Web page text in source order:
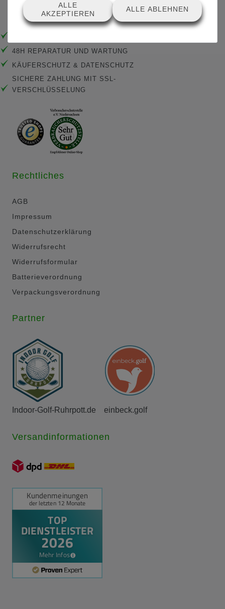
Sicherheit & Standartds
48H REPARATUR UND WARTUNG
KÄUFERSCHUTZ & DATENSCHUTZ
SICHERE ZAHLUNG MIT SSL-
VERSCHLÜSSELUNG
Rechtliches
AGB
Impressum
Datenschutzerklärung
Widerrufsrecht
Widerrufsformular
Batterieverordnung
Verpackungsverordnung
Partner
Indoor-Golf-Ruhrpott.de einbeck.golf
Versandinformationen
ALLE
AKZEPTIEREN
ALLE ABLEHNEN